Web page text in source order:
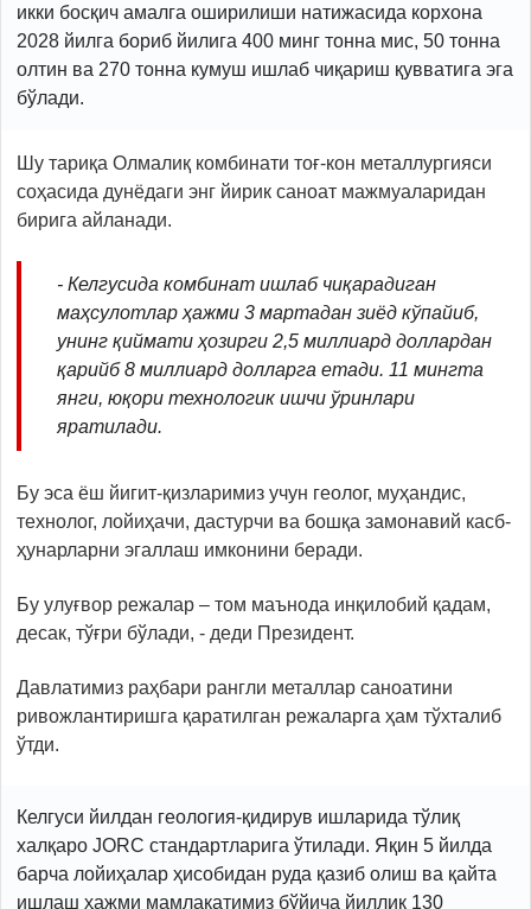
икки босқич амалга оширилиши натижасида корхона
2028 йилга бориб йилига 400 минг тонна мис, 50 тонна
олтин ва 270 тонна кумуш ишлаб чиқариш қувватига эга
бўлади.
Шу тариқа Олмалиқ комбинати тоғ-кон металлургияси
соҳасида дунёдаги энг йирик саноат мажмуаларидан
бирига айланади.
- Келгусида комбинат ишлаб чиқарадиган
маҳсулотлар ҳажми 3 мартадан зиёд кўпайиб,
унинг қиймати ҳозирги 2,5 миллиард доллардан
қарийб 8 миллиард долларга етади. 11 мингта
янги, юқори технологик ишчи ўринлари
яратилади.
Бу эса ёш йигит-қизларимиз учун геолог, муҳандис,
технолог, лойиҳачи, дастурчи ва бошқа замонавий касб-
ҳунарларни эгаллаш имконини беради.
Бу улуғвор режалар – том маънода инқилобий қадам,
десак, тўғри бўлади, - деди Президент.
Давлатимиз раҳбари рангли металлар саноатини
ривожлантиришга қаратилган режаларга ҳам тўхталиб
ўтди.
Келгуси йилдан геология-қидирув ишларида тўлиқ
халқаро JORC стандартларига ўтилади. Яқин 5 йилда
барча лойиҳалар ҳисобидан руда қазиб олиш ва қайта
ишлаш ҳажми мамлакатимиз бўйича йиллик 130